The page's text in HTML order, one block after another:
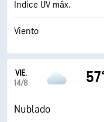
Índice UV máx.
Viento
VIE.
14/8
Nublado